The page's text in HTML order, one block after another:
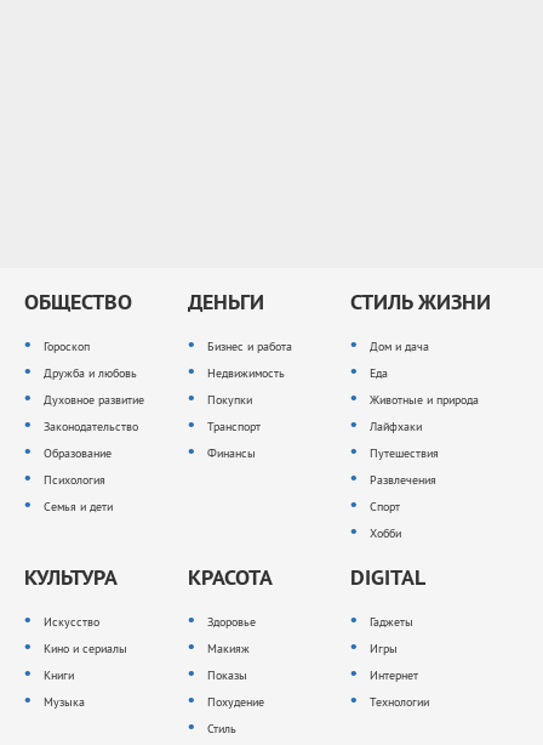
ОБЩЕСТВО
Гороскоп
Дружба и любовь
Духовное развитие
Законодательство
Образование
Психология
Семья и дети
ДЕНЬГИ
Бизнес и работа
Недвижимость
Покупки
Транспорт
Финансы
СТИЛЬ ЖИЗНИ
Дом и дача
Еда
Животные и природа
Лайфхаки
Путешествия
Развлечения
Спорт
Хобби
КУЛЬТУРА
Искусство
Кино и сериалы
Книги
Музыка
КРАСОТА
Здоровье
Макияж
Показы
Похудение
Стиль
DIGITAL
Гаджеты
Игры
Интернет
Технологии